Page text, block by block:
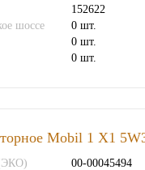
152622
шоссе
0 шт.
0 шт.
0 шт.
Mobil 1 X1
00-00045494